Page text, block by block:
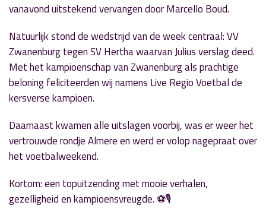
vanavond uitstekend vervangen door Marcello Boud.
Natuurlijk stond de wedstrijd van de week centraal: VV
Zwanenburg tegen SV Hertha waarvan Julius verslag deed.
Met het kampioenschap van Zwanenburg als prachtige
beloning feliciteerden wij namens Live Regio Voetbal de
kersverse kampioen.
Daarnaast kwamen alle uitslagen voorbij, was er weer het
vertrouwde rondje Almere en werd er volop nagepraat over
het voetbalweekend.
Kortom: een topuitzending met mooie verhalen,
gezelligheid en kampioensvreugde. ⚽🎙️